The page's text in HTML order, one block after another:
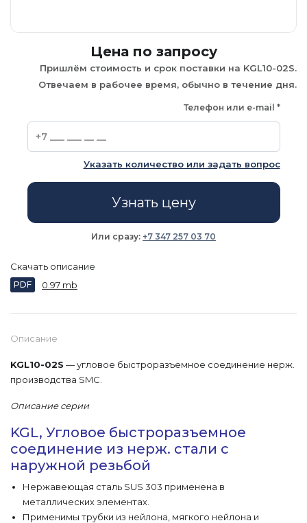
Описание
KGL10-02S — угловое быстроразъемное соединение нерж.
производства SMC.
Описание серии
KGL, Угловое быстроразъемное
соединение из нерж. стали с
наружной резьбой
Нержавеющая сталь SUS 303 применена в
металлических элементах.
Применимы трубки из нейлона, мягкого нейлона и
Цена по запросу
Пришлём стоимость и срок поставки на KGL10-02S.
Отвечаем в рабочее время, обычно в течение дня.
Телефон или e-mail *
Указать количество или задать вопрос
Узнать цену
Или сразу: +7 347 257 03 70
Скачать описание
PDF 0.97 mb